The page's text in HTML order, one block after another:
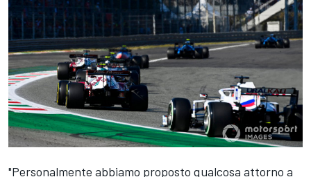
"Personalmente abbiamo proposto qualcosa attorno a